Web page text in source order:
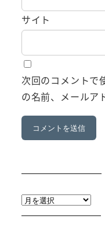
サイト
次回のコメントで
の名前、メールア
ア
ー